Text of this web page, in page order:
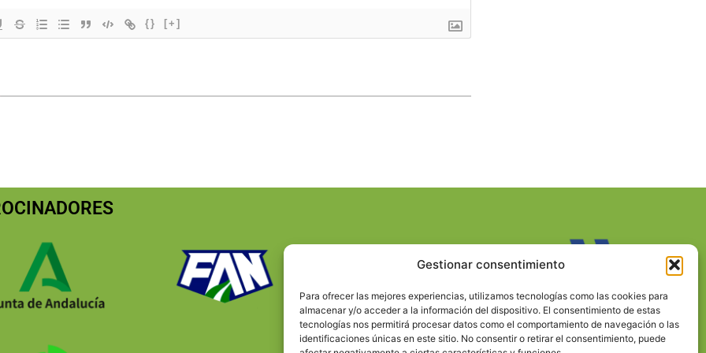
Gestionar consentimiento
Para ofrecer las mejores experiencias, utilizamos tecnologías como las cookies para
almacenar y/o acceder a la información del dispositivo. El consentimiento de estas
tecnologías nos permitirá procesar datos como el comportamiento de navegación o las
identificaciones únicas en este sitio. No consentir o retirar el consentimiento, puede
{} [+]